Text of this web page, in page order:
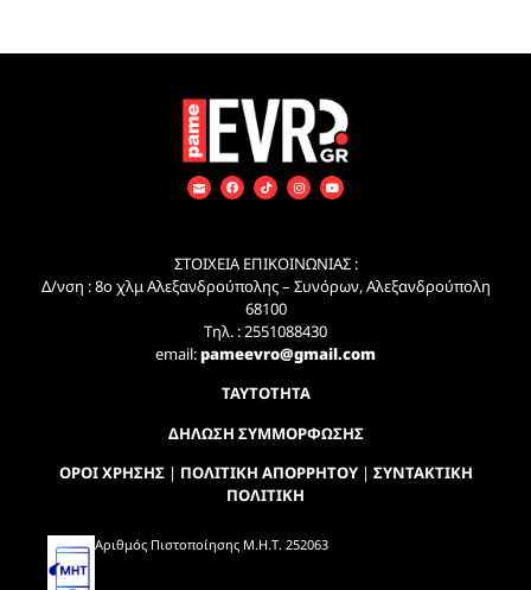
ΣΤΟΙΧΕΙΑ ΕΠΙΚΟΙΝΩΝΙΑΣ :
Δ/νση : 8ο χλμ Αλεξανδρούπολης – Συνόρων, Αλεξανδρούπολη
68100
Τηλ. : 2551088430
email:pameevro@gmail.com
ΤΑΥΤΟΤΗΤΑ
ΔΗΛΩΣΗ ΣΥΜΜΟΡΦΩΣΗΣ
ΟΡΟΙ ΧΡΗΣΗΣ| ΠΟΛΙΤΙΚΗ ΑΠΟΡΡΗΤΟΥ| ΣΥΝΤΑΚΤΙΚΗ
ΠΟΛΙΤΙΚΗ
Αριθμός Πιστοποίησης Μ.Η.Τ. 252063